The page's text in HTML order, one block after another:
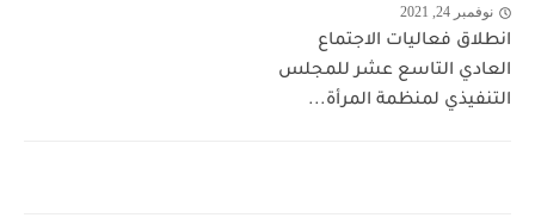
نوفمبر 24, 2021
انطلاق فعاليات الاجتماع
العادي التاسع عشر للمجلس
التنفيذي لمنظمة المرأة...